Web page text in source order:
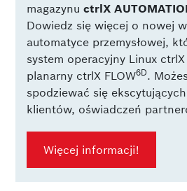
magazynuctrlX
Dowiedz się więcej o nowej
automatyce przemysłowej,
system operacyjny Linux
planarny ctrlX FLOW6D.
spodziewać się
klientów, oświadczeń
Więcej informacji!